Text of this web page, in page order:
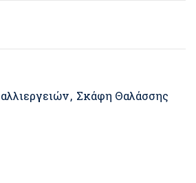
, Σκάφη Θαλάσσης